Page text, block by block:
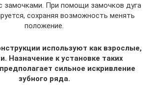
замочками. При помощи замочков дуга
сохраняя возможность менять
положение.
используют как взрослые,
Назначение к установке таких
сильное искривление
зубного ряда.